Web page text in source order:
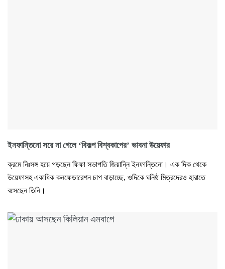
ইনফান্তিনো সরে না গেলে ‘বিকল্প বিশ্বকাপের’ ভাবনা উয়েফার
ক্রমে নিঃসঙ্গ হয়ে পড়ছেন ফিফা সভাপতি জিয়ান্নি ইনফান্তিনো। এক দিক থেকে
উয়েফাসহ একাধিক কনফেডারেশন চাপ বাড়াচ্ছে, ওদিকে ঘনিষ্ঠ মিত্রদেরও হারাতে
বসেছেন তিনি।